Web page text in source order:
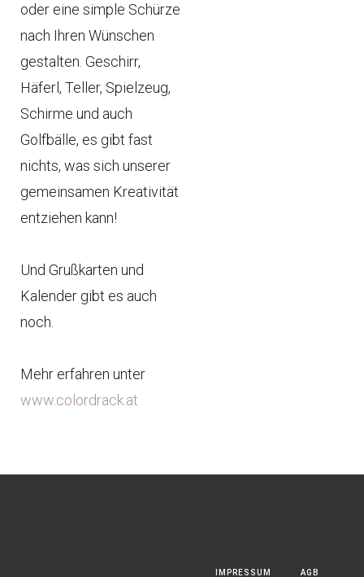
oder eine simple Schürze
nach Ihren Wünschen
gestalten. Geschirr,
Häferl, Teller, Spielzeug,
Schirme und auch
Golfbälle, es gibt fast
nichts, was sich unserer
gemeinsamen Kreativität
entziehen kann!
Und Grußkarten und
Kalender gibt es auch
noch.
Mehr erfahren unter
www.colordrack.at
IMPRESSUM AGB